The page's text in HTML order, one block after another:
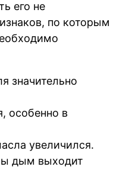
его не
по которым
значительно
особенно в
увеличился.
дым выходит